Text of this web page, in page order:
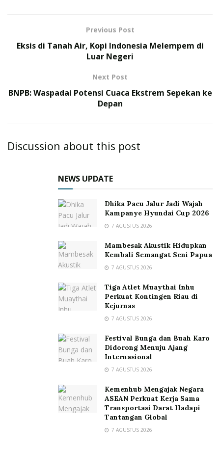
Previous Post
Eksis di Tanah Air, Kopi Indonesia Melempem di
Luar Negeri
Next Post
BNPB: Waspadai Potensi Cuaca Ekstrem Sepekan ke
Depan
Discussion about this post
NEWS UPDATE
Dhika Pacu Jalur Jadi Wajah
Kampanye Hyundai Cup 2026
7 AGUSTUS 2026
Mambesak Akustik Hidupkan
Kembali Semangat Seni Papua
7 AGUSTUS 2026
Tiga Atlet Muaythai Inhu
Perkuat Kontingen Riau di
Kejurnas
7 AGUSTUS 2026
Festival Bunga dan Buah Karo
Didorong Menuju Ajang
Internasional
7 AGUSTUS 2026
Kemenhub Mengajak Negara
ASEAN Perkuat Kerja Sama
Transportasi Darat Hadapi
Tantangan Global
7 AGUSTUS 2026